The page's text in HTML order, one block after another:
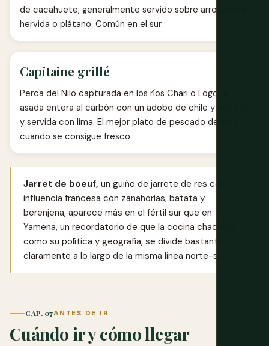
de cacahuete, generalmente servido sobre arroz, yuca
hervida o plátano. Común en el sur.
Capitaine grillé
Perca del Nilo capturada en los ríos Chari o Logone,
asada entera al carbón con un adobo de chile y aceite,
y servida con lima. El mejor plato de pescado del país
cuando se consigue fresco.
Jarret de boeuf, un guiño de jarrete de res con
influencia francesa con zanahorias, batata y
berenjena, aparece más en el fértil sur que en
Yamena, un recordatorio de que la cocina chadiana,
como su política y geografía, se divide bastante
claramente a lo largo de la misma línea norte-sur.
CAP. 07ANTES DE IR
Cuándo ir y cómo llegar